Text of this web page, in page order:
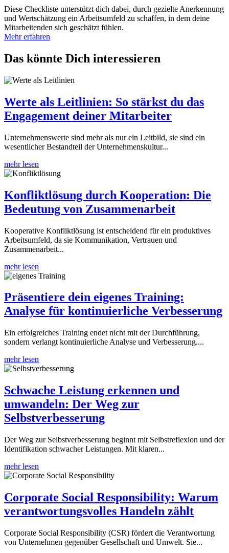
Diese Checkliste unterstützt dich dabei, durch gezielte Anerkennung
und Wertschätzung ein Arbeitsumfeld zu schaffen, in dem deine
Mitarbeitenden sich geschätzt fühlen.
Mehr erfahren
Das könnte Dich interessieren
Werte als Leitlinien: So stärkst du das
Engagement deiner Mitarbeiter
Unternehmenswerte sind mehr als nur ein Leitbild, sie sind ein
wesentlicher Bestandteil der Unternehmenskultur...
mehr lesen
Konfliktlösung durch Kooperation: Die
Bedeutung von Zusammenarbeit
Kooperative Konfliktlösung ist entscheidend für ein produktives
Arbeitsumfeld, da sie Kommunikation, Vertrauen und
Zusammenarbeit...
mehr lesen
Präsentiere dein eigenes Training:
Analyse für kontinuierliche Verbesserung
Ein erfolgreiches Training endet nicht mit der Durchführung,
sondern verlangt kontinuierliche Analyse und Verbesserung....
mehr lesen
Schwache Leistung erkennen und
umwandeln: Der Weg zur
Selbstverbesserung
Der Weg zur Selbstverbesserung beginnt mit Selbstreflexion und der
Identifikation schwacher Leistungen. Mit klaren...
mehr lesen
Corporate Social Responsibility: Warum
verantwortungsvolles Handeln zählt
Corporate Social Responsibility (CSR) fördert die Verantwortung
von Unternehmen gegenüber Gesellschaft und Umwelt. Sie...